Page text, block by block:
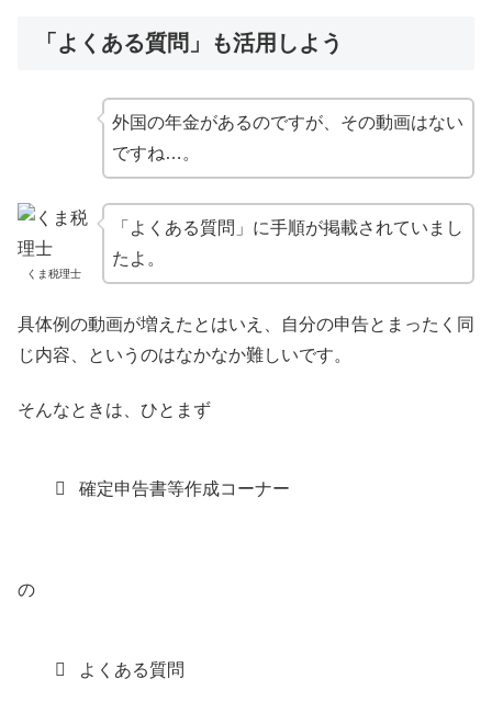
「よくある質問」も活用しよう
外国の年金があるのですが、その動画はない
ですね…。
くま税理士
「よくある質問」に手順が掲載されていまし
たよ。
具体例の動画が増えたとはいえ、自分の申告とまったく同
じ内容、というのはなかなか難しいです。
そんなときは、ひとまず
確定申告書等作成コーナー
の
よくある質問